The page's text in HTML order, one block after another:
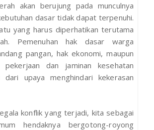
akan berujung pada munculnya
dasar tidak dapat terpenuhi.
yang harus diperhatikan terutama
Pemenuhan hak dasar warga
pangan, hak ekonomi, maupun
pekerjaan dan jaminan kesehatan
dari upaya menghindari kekerasan
konflik yang terjadi, kita sebagai
hendaknya bergotong-royong